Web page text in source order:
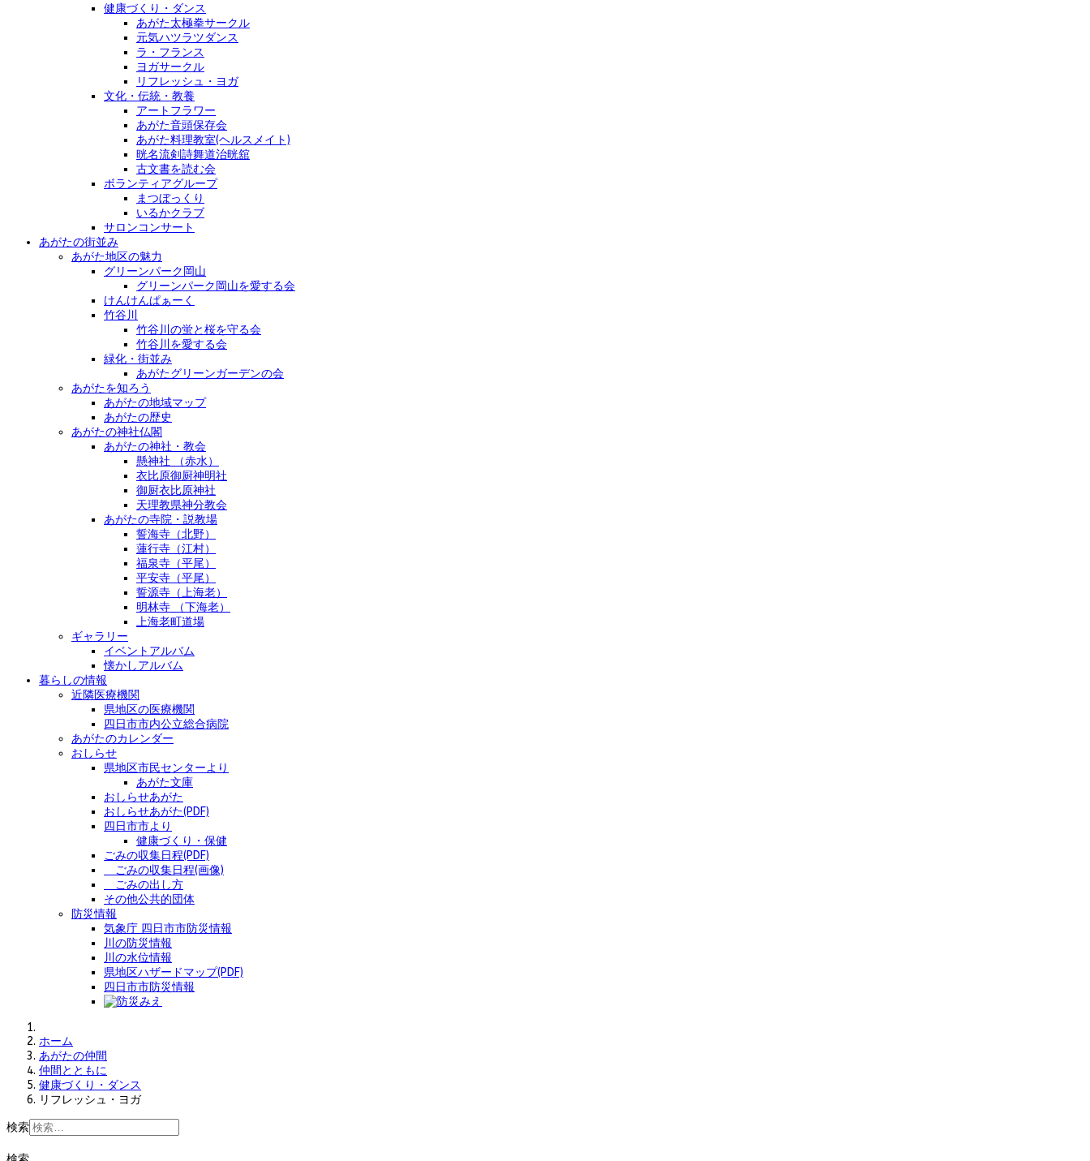
健康づくり・ダンス
あがた太極拳サークル
元気ハツラツダンス
ラ・フランス
ヨガサークル
リフレッシュ・ヨガ
文化・伝統・教養
アートフラワー
あがた音頭保存会
あがた料理教室(ヘルスメイト)
晄名流剣詩舞道治晄舘
古文書を読む会
ボランティアグループ
まつぼっくり
いるかクラブ
サロンコンサート
あがたの街並み
あがた地区の魅力
グリーンパーク岡山
グリーンパーク岡山を愛する会
けんけんぱぁーく
竹谷川
竹谷川の蛍と桜を守る会
竹谷川を愛する会
緑化・街並み
あがたグリーンガーデンの会
あがたを知ろう
あがたの地域マップ
あがたの歴史
あがたの神社仏閣
あがたの神社・教会
懸神社 （赤水）
衣比原御厨神明社
御厨衣比原神社
天理教県神分教会
あがたの寺院・説教場
誓海寺（北野）
蓮行寺（江村）
福泉寺（平尾）
平安寺（平尾）
誓源寺（上海老）
明林寺 （下海老）
上海老町道場
ギャラリー
イベントアルバム
懐かしアルバム
暮らしの情報
近隣医療機関
県地区の医療機関
四日市市内公立総合病院
あがたのカレンダー
おしらせ
県地区市民センターより
あがた文庫
おしらせあがた
おしらせあがた(PDF)
四日市市より
健康づくり・保健
ごみの収集日程(PDF)
ごみの収集日程(画像)
ごみの出し方
その他公共的団体
防災情報
気象庁 四日市市防災情報
川の防災情報
川の水位情報
県地区ハザードマップ(PDF)
四日市市防災情報
ホーム
あがたの仲間
仲間とともに
健康づくり・ダンス
リフレッシュ・ヨガ
検索